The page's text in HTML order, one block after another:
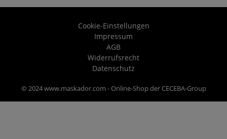
Cookie-Einstellungen
Impressum
AGB
Widerrufsrecht
Datenschutz
© 2024 www.maskador.com - Online-Shop der CECEBA-Group